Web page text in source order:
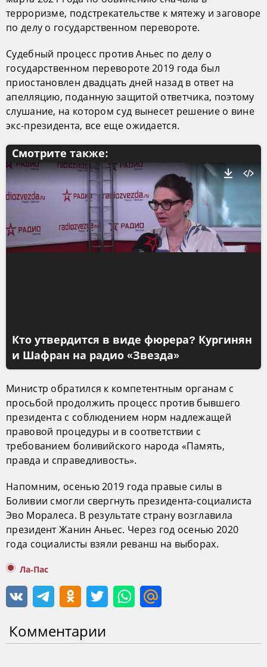
терроризме, подстрекательстве к мятежу и заговоре
по делу о государственном перевороте.
Судебный процесс против Аньес по делу о
государственном перевороте 2019 года был
приостановлен двадцать дней назад в ответ на
апелляцию, поданную защитой ответчика, поэтому
слушание, на котором суд вынесет решение о вине
экс-президента, все еще ожидается.
Смотрите также:
Кто утвердится в виде фюрера? Кургинян
и Шафран на радио «Звезда»
Министр обратился к компетентным органам с
просьбой продолжить процесс против бывшего
президента с соблюдением норм надлежащей
правовой процедуры и в соответствии с
требованием боливийского народа «Память,
правда и справедливость».
Напомним, осенью 2019 года правые силы в
Боливии смогли свергнуть президента-социалиста
Эво Моралеса. В результате страну возглавила
президент Жанин Аньес. Через год осенью 2020
года социалисты взяли реванш на выборах.
Ла-Пас
Комментарии